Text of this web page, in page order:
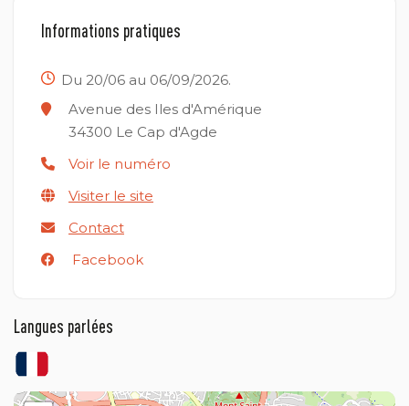
Informations pratiques
Du 20/06 au 06/09/2026.
Avenue des Iles d'Amérique
34300 Le Cap d'Agde
Voir le numéro
Visiter le site
Contact
Facebook
Langues parlées